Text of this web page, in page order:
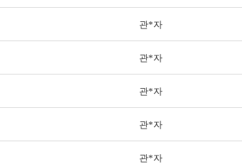
관*자
관*자
관*자
관*자
관*자